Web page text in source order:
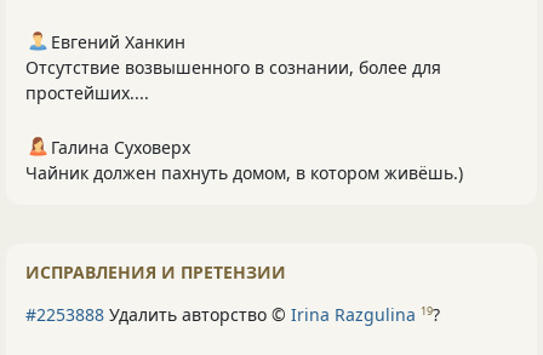
Евгений Ханкин
Отсутствие возвышенного в сознании, более для
простейших....
Галина Суховерх
Чайник должен пахнуть домом, в котором живёшь.)
ИСПРАВЛЕНИЯ И ПРЕТЕНЗИИ
#2253888 Удалить авторство © Irina Razgulina 19?